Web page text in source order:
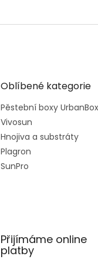
Oblíbené kategorie
Pěstební boxy UrbanBox
Vivosun
Hnojiva a substráty
Plagron
SunPro
Přijímáme online
platby